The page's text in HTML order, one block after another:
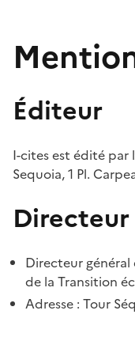
Éditeur
I-cites est édité par
Sequoia, 1 Pl.
Directeur
de la Transition
Adresse : Tour